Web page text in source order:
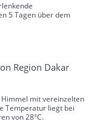
5 Tagen über dem
Region Dakar
mit vereinzelten
Temperatur liegt bei
von 28°C.